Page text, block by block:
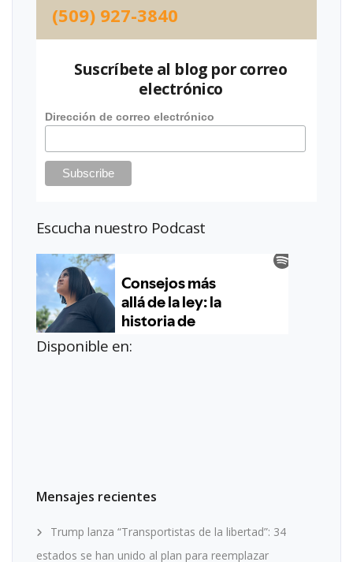
(509) 927-3840
Suscríbete al blog por correo
electrónico
Dirección de correo electrónico
Escucha nuestro Podcast
Disponible en:
Mensajes recientes
Trump lanza “Transportistas de la libertad”: 34
estados se han unido al plan para reemplazar